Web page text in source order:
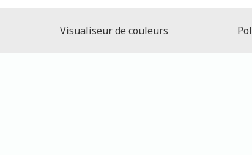
Visualiseur de couleurs